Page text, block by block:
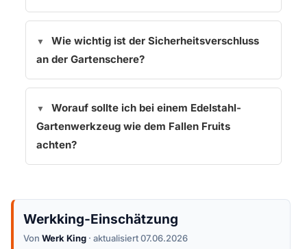
Wie wichtig ist der Sicherheitsverschluss
an der Gartenschere?
Worauf sollte ich bei einem Edelstahl-
Gartenwerkzeug wie dem Fallen Fruits
achten?
Werkking-Einschätzung
Von Werk King · aktualisiert 07.06.2026